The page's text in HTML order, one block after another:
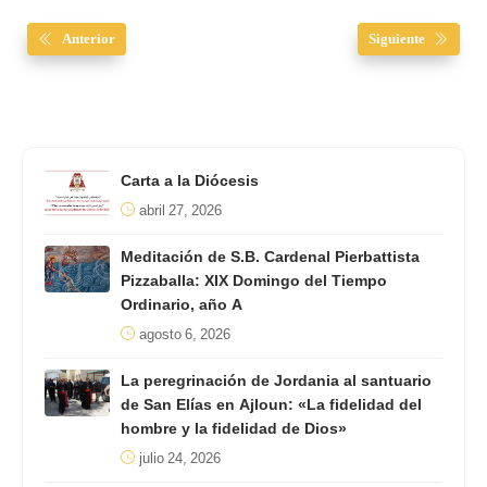
Anterior Siguiente
Carta a la Diócesis
abril 27, 2026
Meditación de S.B. Cardenal Pierbattista
Pizzaballa: XIX Domingo del Tiempo
Ordinario, año A
agosto 6, 2026
La peregrinación de Jordania al santuario
de San Elías en Ajloun: «La fidelidad del
hombre y la fidelidad de Dios»
julio 24, 2026